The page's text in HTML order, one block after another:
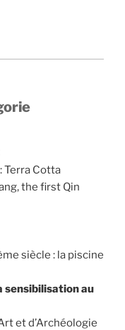
Terra Cotta
the first Qin
siècle : la piscine
sensibilisation au
et d’Archéologie